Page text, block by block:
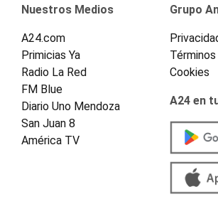
Nuestros Medios
A24.com
Primicias Ya
Radio La Red
FM Blue
Diario Uno Mendoza
San Juan 8
América TV
Grupo
Cookies
A24 en